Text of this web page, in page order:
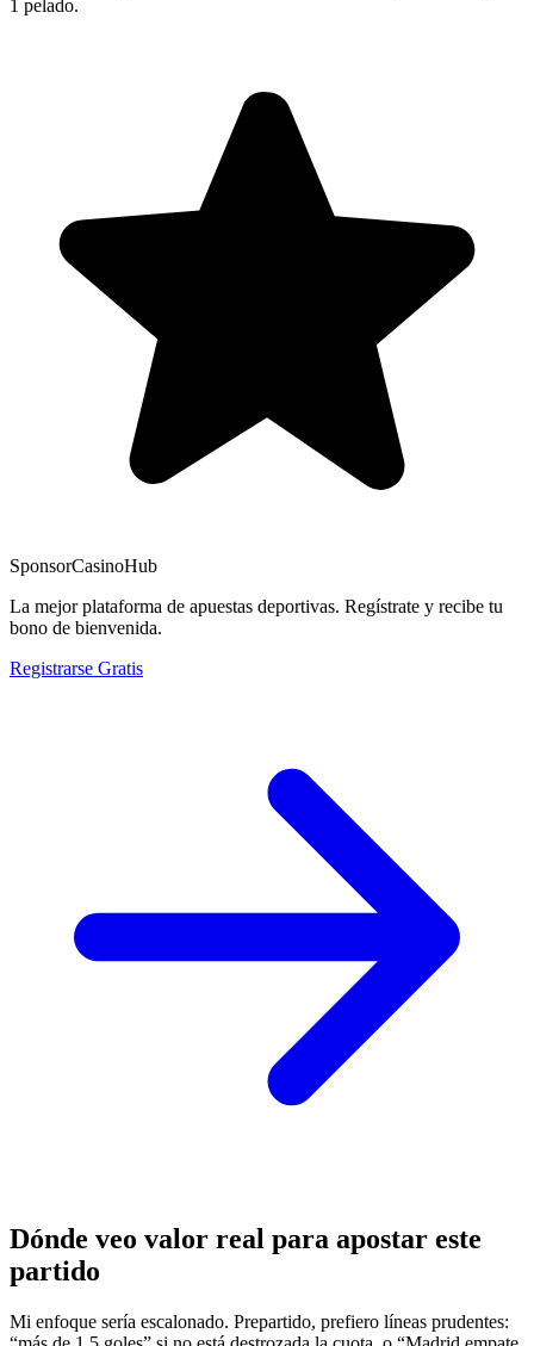
1 pelado.
SponsorCasinoHub
La mejor plataforma de apuestas deportivas. Regístrate y recibe tu
bono de bienvenida.
Registrarse Gratis
Dónde veo valor real para apostar este
partido
Mi enfoque sería escalonado. Prepartido, prefiero líneas prudentes: